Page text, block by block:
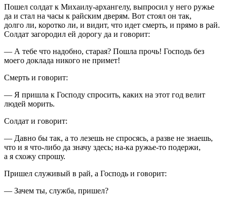
Пошел солдат к Михаилу-архангелу, выпросил у него ружье
да и стал на часы к райским дверям. Вот стоял он так,
долго ли, коротко ли, и видит, что идет смерть, и прямо в рай.
Солдат загородил ей дорогу да и говорит:
— А тебе что надобно, старая? Пошла прочь! Господь без
моего доклада никого не примет!
Смерть и говорит:
— Я пришла к Господу спросить, каких на этот год велит
людей морить.
Солдат и говорит:
— Давно бы так, а то лезешь не спросясь, а разве не знаешь,
что и я что-либо да значу здесь; на-ка ружье-то подержи,
а я схожу спрошу.
Пришел служивый в рай, а Господь и говорит:
— Зачем ты, служба, пришел?